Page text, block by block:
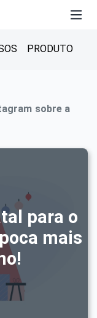
PRODUTO
sobre a
para o
mais